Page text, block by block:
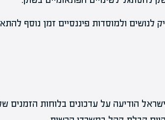
לנושים ולמוסדות פיננסיים זמן נוסף
הודיעה על עדכונים בלוחות הזמנים